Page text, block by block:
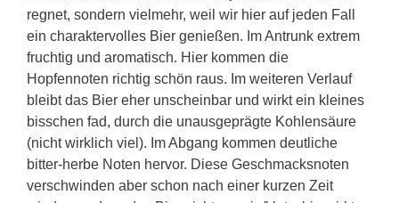
regnet, sondern vielmehr, weil wir hier auf jeden Fall
ein charaktervolles Bier genießen. Im Antrunk extrem
fruchtig und aromatisch. Hier kommen die
Hopfennoten richtig schön raus. Im weiteren Verlauf
bleibt das Bier eher unscheinbar und wirkt ein kleines
bisschen fad, durch die unausgeprägte Kohlensäure
(nicht wirklich viel). Im Abgang kommen deutliche
bitter-herbe Noten hervor. Diese Geschmacksnoten
verschwinden aber schon nach einer kurzen Zeit